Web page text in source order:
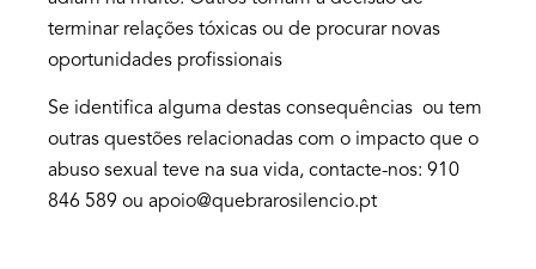
terminar relações tóxicas ou de procurar novas
oportunidades profissionais
Se identifica alguma destas consequências ou tem
outras questões relacionadas com o impacto que o
abuso sexual teve na sua vida, contacte-nos: 910
846 589 ou apoio@quebrarosilencio.pt